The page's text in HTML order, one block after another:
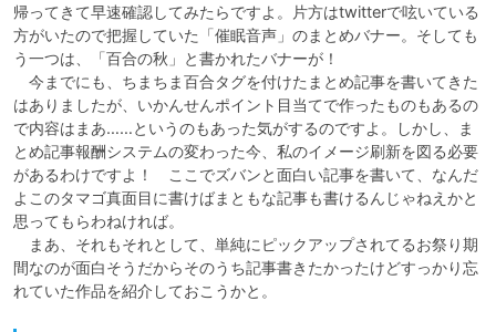
帰ってきて早速確認してみたらですよ。片方はtwitterで呟いている
方がいたので把握していた「催眠音声」のまとめバナー。そしても
う一つは、「百合の秋」と書かれたバナーが！
今までにも、ちまちま百合タグを付けたまとめ記事を書いてきた
はありましたが、いかんせんポイント目当てで作ったものもあるの
で内容はまあ……というのもあった気がするのですよ。しかし、ま
とめ記事報酬システムの変わった今、私のイメージ刷新を図る必要
があるわけですよ！　ここでズバンと面白い記事を書いて、なんだ
よこのタマゴ真面目に書けばまともな記事も書けるんじゃねえかと
思ってもらわねければ。
まあ、それもそれとして、単純にピックアップされてるお祭り期
間なのが面白そうだからそのうち記事書きたかったけどすっかり忘
れていた作品を紹介しておこうかと。